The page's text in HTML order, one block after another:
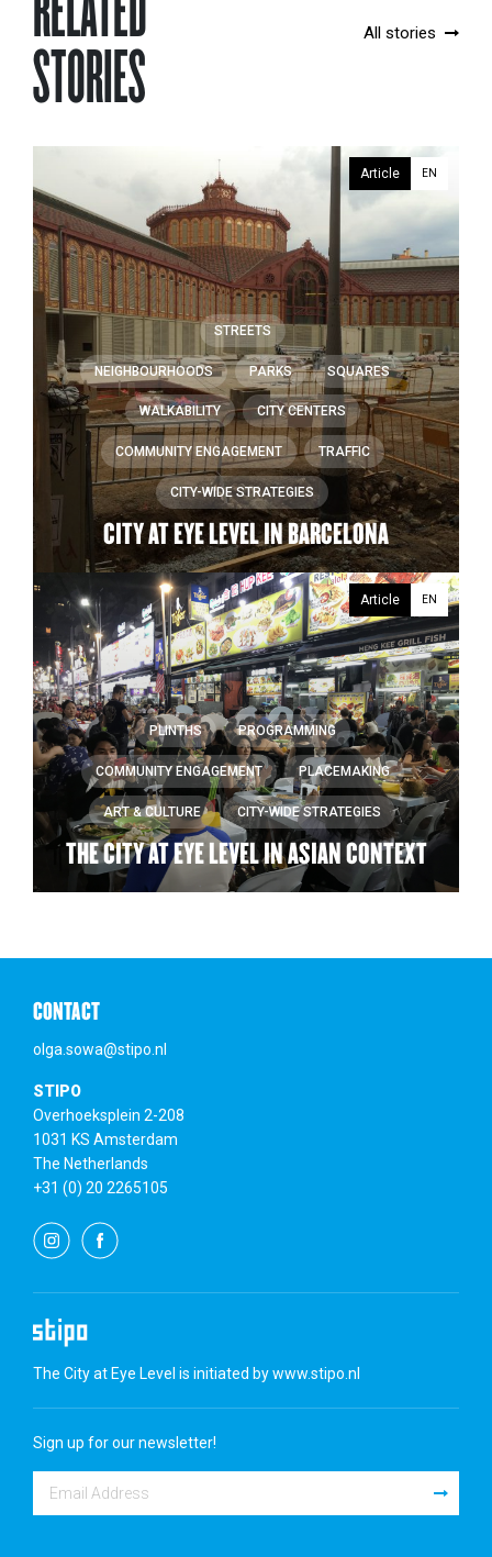
STORIES
All stories
Article EN
CITY-WIDE STRATEGIES
COMMUNITY ENGAGEMENT TRAFFIC
WALKABILITY CITY CENTERS
NEIGHBOURHOODS PARKS SQUARES
STREETS
CITY AT EYE LEVEL IN BARCELONA
Article EN
ART & CULTURE CITY-WIDE STRATEGIES
COMMUNITY ENGAGEMENT PLACEMAKING
PLINTHS PROGRAMMING
THE CITY AT EYE LEVEL IN ASIAN CONTEXT
CONTACT
olga.sowa@stipo.nl
STIPO
Overhoeksplein 2-208
1031 KS Amsterdam
The Netherlands
+31 (0) 20 2265105
The City at Eye Level is initiated bywww.stipo.nl
Sign up for our newsletter!